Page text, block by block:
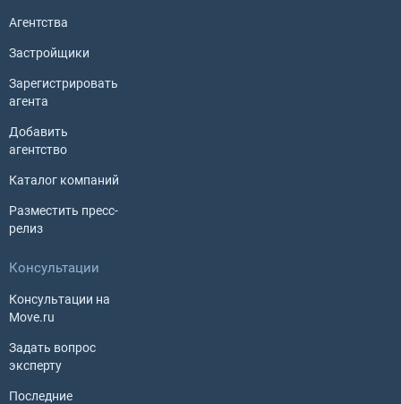
Агентства
Застройщики
Зарегистрировать
агента
Добавить
агентство
Каталог компаний
Разместить пресс-
релиз
Консультации
Консультации на
Move.ru
Задать вопрос
эксперту
Последние